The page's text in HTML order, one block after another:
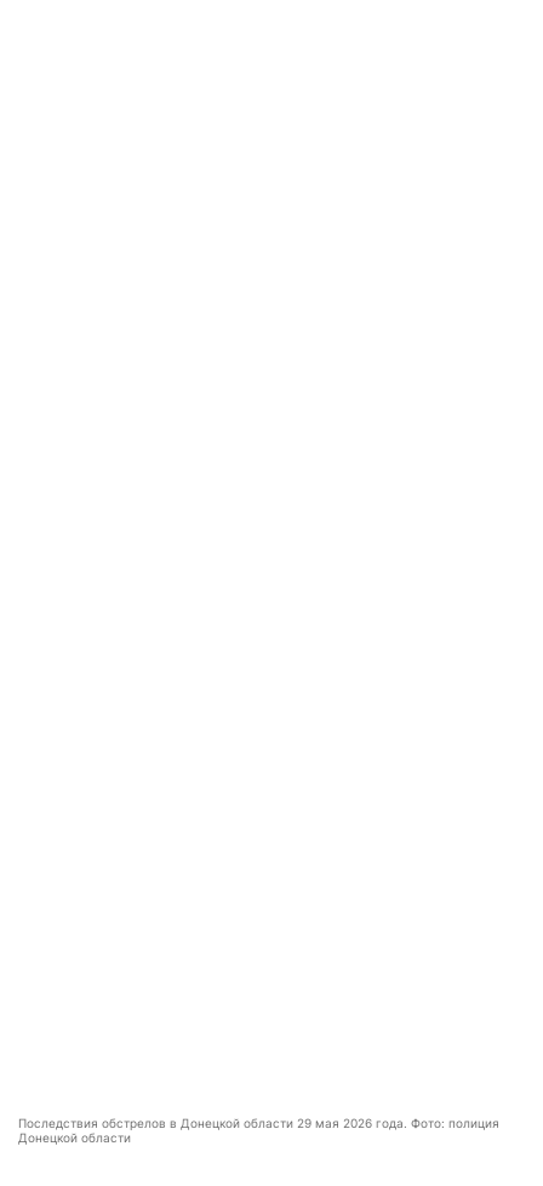
Последствия обстрелов в Донецкой области 29 мая 2026 года. Фото: полиция
Донецкой области